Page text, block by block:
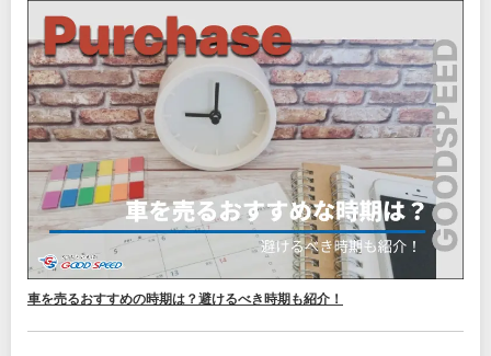
車を売るおすすめの時期は？避けるべき時期も紹介！